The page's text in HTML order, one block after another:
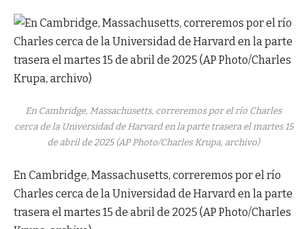
En Cambridge, Massachusetts, correremos por el río Charles
cerca de la Universidad de Harvard en la parte trasera el martes 15
de abril de 2025 (AP Photo/Charles Krupa, archivo)
En Cambridge, Massachusetts, correremos por el río
Charles cerca de la Universidad de Harvard en la parte
trasera el martes 15 de abril de 2025 (AP Photo/Charles